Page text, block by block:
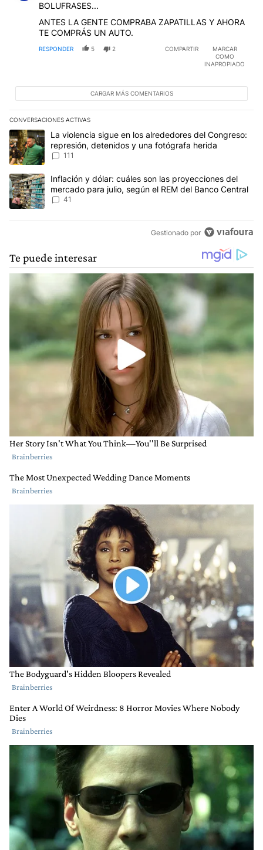
BOLUFRASES...
ANTES LA GENTE COMPRABA ZAPATILLAS Y AHORA
TE COMPRÁS UN AUTO.
RESPONDER 5 2 COMPARTIR
MARCAR
COMO
INAPROPIADO
CARGAR MÁS COMENTARIOS
CONVERSACIONES ACTIVAS
Este listado muestra los artículos con más comentarios en los
Un artículo de tendencia con el título "La violencia sigue en los
La violencia sigue en los alrededores del Congreso:
represión, detenidos y una fotógrafa herida
111
Un artículo de tendencia con el título "Inflación y dólar: cuáles
Inflación y dólar: cuáles son las proyecciones del
mercado para julio, según el REM del Banco Central
41
Gestionado por